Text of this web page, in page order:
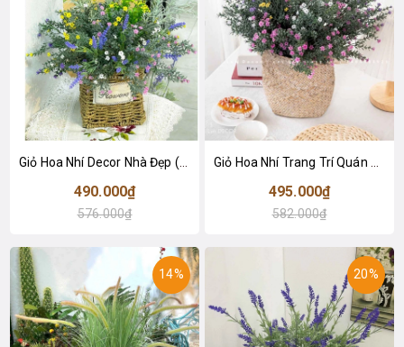
490.000₫
576.000₫
495.000₫
582.000₫
14% 20%